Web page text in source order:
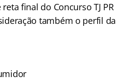
final do Concurso TJ PR
também o perfil da